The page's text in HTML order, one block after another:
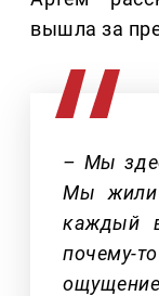
вышла за
– Мы
Мы жили
каждый
почему-
ощущение